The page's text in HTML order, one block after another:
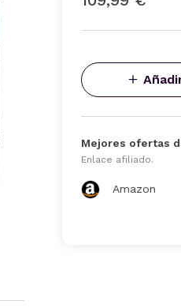
Mejores ofertas
Enlace afiliado.
Amazon